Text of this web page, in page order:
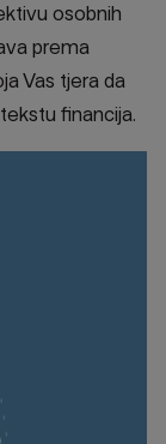
osobnih
prema
Vas tjera da
financija.